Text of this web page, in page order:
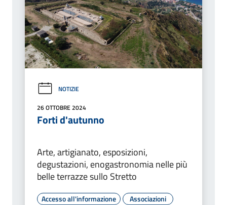
NOTIZIE
26 OTTOBRE 2024
Forti d'autunno
Arte, artigianato, esposizioni,
degustazioni, enogastronomia nelle più
belle terrazze sullo Stretto
Accesso all'informazione
Associazioni